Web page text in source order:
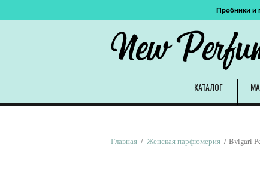
Пробники и
New
КАТАЛОГ
Главная / Женская парфюмерия / Bvlgari